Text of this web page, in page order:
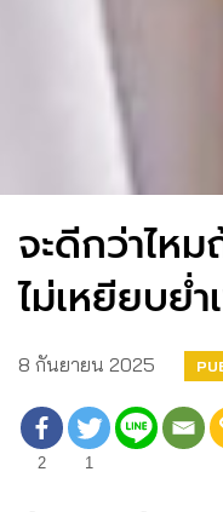
จะดีกว่าไห
ไม่เหยียบย่
8 กันยายน 2025
2 1